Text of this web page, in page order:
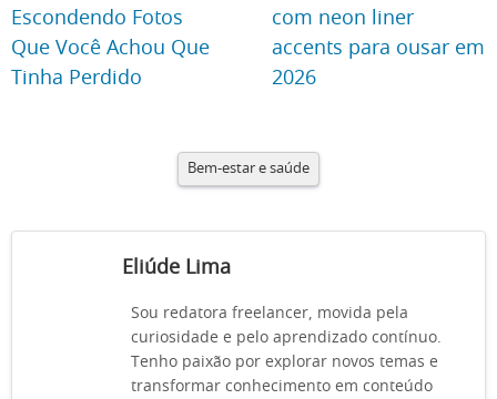
Escondendo Fotos
Que Você Achou Que
Tinha Perdido
com neon liner
accents para ousar em
2026
Bem-estar e saúde
Eliúde Lima
Sou redatora freelancer, movida pela
curiosidade e pelo aprendizado contínuo.
Tenho paixão por explorar novos temas e
transformar conhecimento em conteúdo